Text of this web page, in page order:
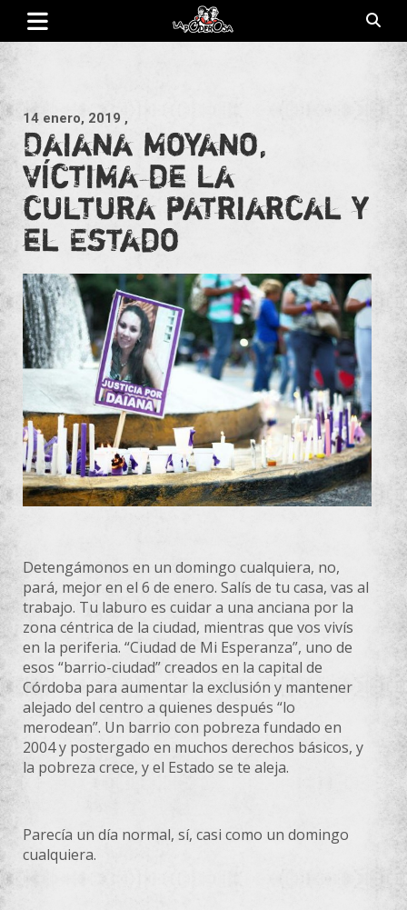
Saltar
contenido
14 enero, 2019 ,
Daiana Moyano,
víctima de la
cultura patriarcal y
el Estado
Detengámonos en un domingo cualquiera, no,
pará, mejor en el 6 de enero. Salís de tu casa, vas al
trabajo. Tu laburo es cuidar a una anciana por la
zona céntrica de la ciudad, mientras que vos vivís
en la periferia. “Ciudad de Mi Esperanza”, uno de
esos “barrio-ciudad” creados en la capital de
Córdoba para aumentar la exclusión y mantener
alejado del centro a quienes después “lo
merodean”. Un barrio con pobreza fundado en
2004 y postergado en muchos derechos básicos, y
la pobreza crece, y el Estado se te aleja.
Parecía un día normal, sí, casi como un domingo
cualquiera.